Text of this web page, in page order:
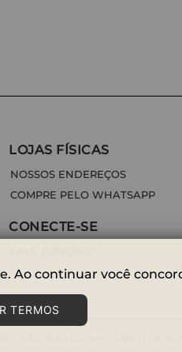
LOJAS FÍSICAS
NOSSOS ENDEREÇOS
COMPRE PELO WHATSAPP
CONECTE-SE
Ao continuar você
TERMOS